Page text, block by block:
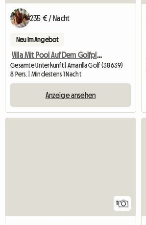
235 € / Nacht
Neu im Angebot
Villa Mit Pool Auf Dem Golfplatz
Gesamte Unterkunft | Amarilla Golf (38639)
8 Pers. | Mindestens 1 Nacht
Anzeige ansehen